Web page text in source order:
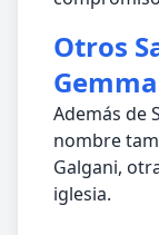
Otros
Gemma
Además de
nombre
Galgani,
iglesia.